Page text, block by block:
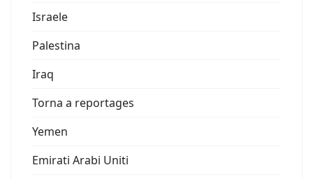
Israele
Palestina
Iraq
Torna a reportages
Yemen
Emirati Arabi Uniti